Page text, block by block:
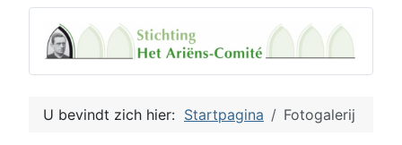
U bevindt zich hier: Startpagina Fotogalerij